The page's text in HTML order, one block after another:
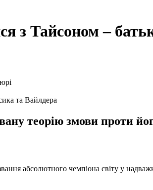
з Тайсоном –
та Вайлдера
теорію змови проти
абсолютного чемпіона світу у